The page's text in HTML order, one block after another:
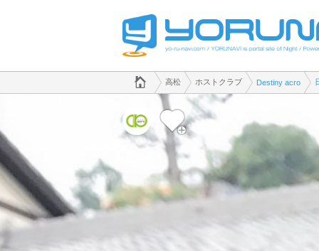
でホストクラブのことなら、ホストクラブ Destiny acro([kana])
香川県版
高松 ホストクラブ Destiny acro